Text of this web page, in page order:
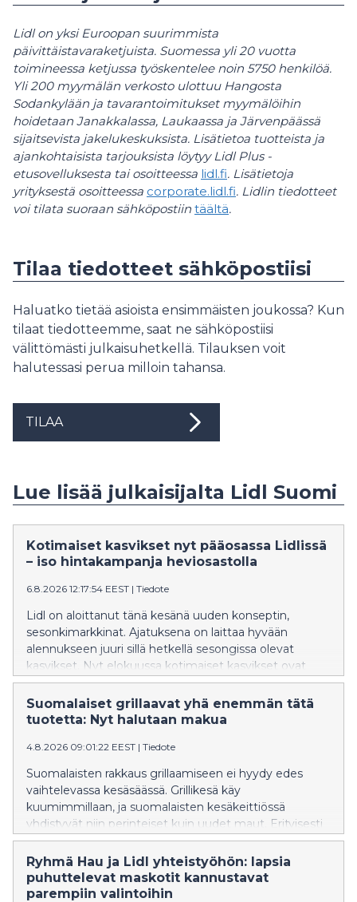
Lidl on yksi Euroopan suurimmista
päivittäistavaraketjuista. Suomessa yli 20 vuotta
toimineessa ketjussa työskentelee noin 5750 henkilöä.
Yli 200 myymälän verkosto ulottuu Hangosta
Sodankylään ja tavarantoimitukset myymälöihin
hoidetaan Janakkalassa, Laukaassa ja Järvenpäässä
sijaitsevista jakelukeskuksista. Lisätietoa tuotteista ja
ajankohtaisista tarjouksista löytyy Lidl Plus -
etusovelluksesta tai osoitteessa lidl.fi. Lisätietoja
yrityksestä osoitteessa corporate.lidl.fi. Lidlin tiedotteet
voi tilata suoraan sähköpostiin täältä.
Tilaa tiedotteet sähköpostiisi
Haluatko tietää asioista ensimmäisten joukossa? Kun
tilaat tiedotteemme, saat ne sähköpostiisi
välittömästi julkaisuhetkellä. Tilauksen voit
halutessasi perua milloin tahansa.
TILAA
Lue lisää julkaisijalta Lidl Suomi
Kotimaiset kasvikset nyt pääosassa Lidlissä
– iso hintakampanja heviosastolla
6.8.2026 12:17:54 EEST | Tiedote
Lidl on aloittanut tänä kesänä uuden konseptin,
sesonkimarkkinat. Ajatuksena on laittaa hyvään
alennukseen juuri sillä hetkellä sesongissa olevat
kasvikset. Nyt elokuussa kotimaiset kasvikset ovat
pääosassa. Suomalaiset kasvikset ovat parhaimmillaan
juuri nyt, sillä luonnollisen satokauden aikana ne ovat
kaikkein tuoreimpia ja maukkaimpia. Kotimaiset
jopa 40 prosenttia.
Suomalaiset grillaavat yhä enemmän tätä
tuotetta: Nyt halutaan makua
4.8.2026 09:01:22 EEST | Tiedote
Suomalaisten rakkaus grillaamiseen ei hyydy edes
vaihtelevassa kesäsäässä. Grillikesä käy
kuumimmillaan, ja suomalaisten kesäkeittiössä
yhdistyvät niin perinteiset kuin uudet maut. Erityisesti
mausteiset makkarat ovat nousseet kesän
hittituotteeksi grilleissä.
Ryhmä Hau ja Lidl yhteistyöhön: lapsia
puhuttelevat maskotit kannustavat
parempiin valintoihin